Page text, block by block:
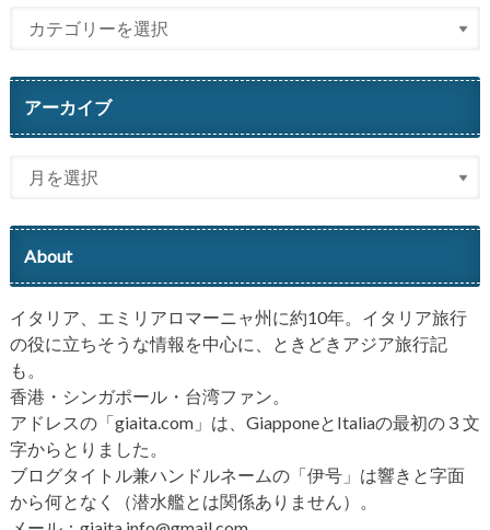
アーカイブ
About
イタリア、エミリアロマーニャ州に約10年。イタリア旅行
の役に立ちそうな情報を中心に、ときどきアジア旅行記
も。
香港・シンガポール・台湾ファン。
アドレスの「giaita.com」は、GiapponeとItaliaの最初の３文
字からとりました。
ブログタイトル兼ハンドルネームの「伊号」は響きと字面
から何となく（潜水艦とは関係ありません）。